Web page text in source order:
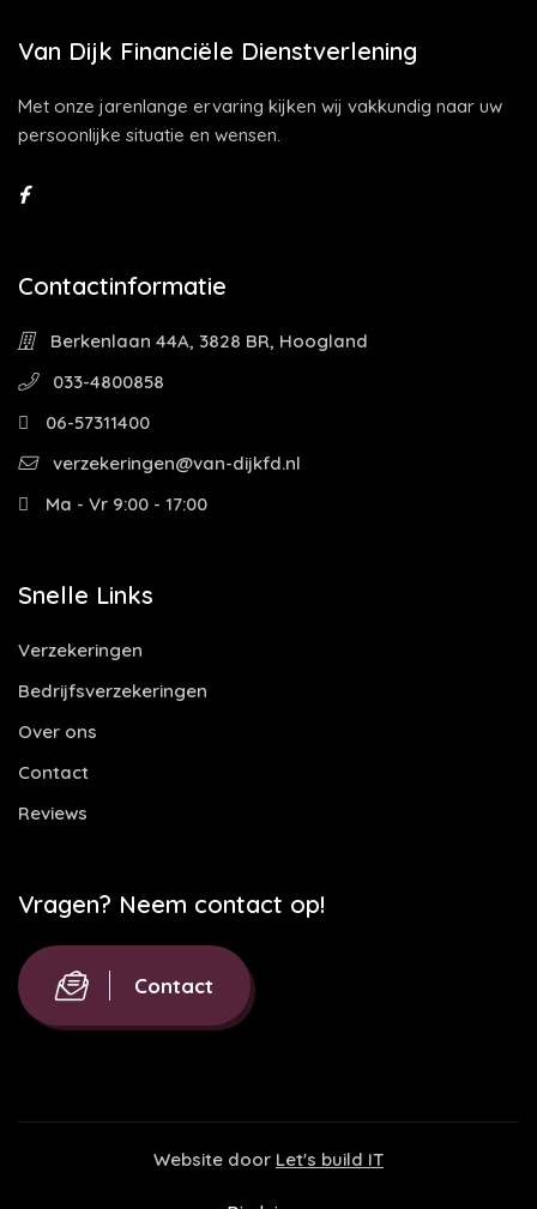
Van Dijk Financiële Dienstverlening
Met onze jarenlange ervaring kijken wij vakkundig naar uw
persoonlijke situatie en wensen.
Contactinformatie
Berkenlaan 44A, 3828 BR, Hoogland
033-4800858
06-57311400
verzekeringen@van-dijkfd.nl
Ma - Vr 9:00 - 17:00
Snelle Links
Verzekeringen
Bedrijfsverzekeringen
Over ons
Contact
Reviews
Vragen? Neem contact op!
Contact
Website door Let's build IT